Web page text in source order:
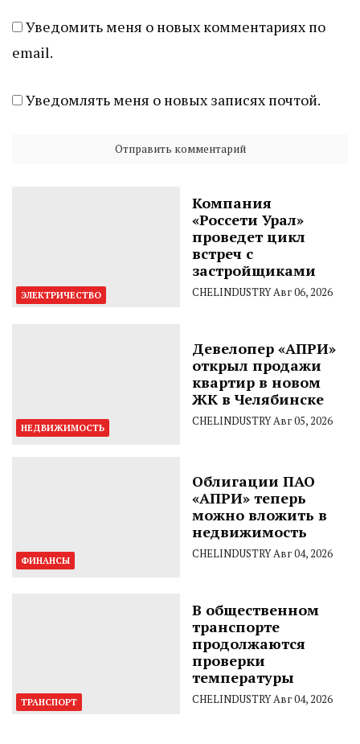
Уведомить меня о новых комментариях по
email.
Уведомлять меня о новых записях почтой.
ЭЛЕКТРИЧЕСТВО
Компания
«Россети Урал»
проведет цикл
встреч с
застройщиками
CHELINDUSTRYАвг 06, 2026
НЕДВИЖИМОСТЬ
Девелопер «АПРИ»
открыл продажи
квартир в новом
ЖК в Челябинске
CHELINDUSTRYАвг 05, 2026
ФИНАНСЫ
Облигации ПАО
«АПРИ» теперь
можно вложить в
недвижимость
CHELINDUSTRYАвг 04, 2026
ТРАНСПОРТ
В общественном
транспорте
продолжаются
проверки
температуры
CHELINDUSTRYАвг 04, 2026